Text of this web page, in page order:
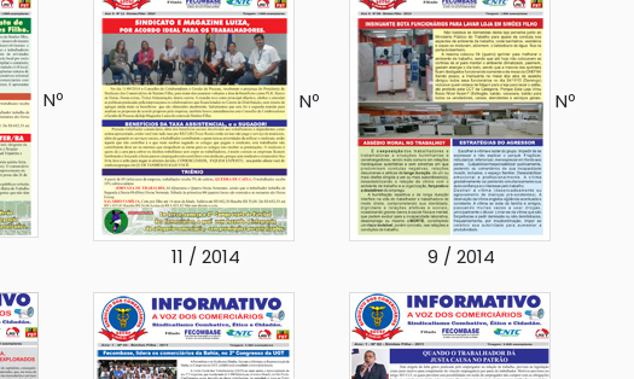
Nº Nº
11 / 2014
Nº
9 / 2014